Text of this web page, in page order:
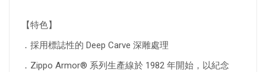
【特色】
．採用標誌性的 Deep Carve 深雕處理
．Zippo Armor® 系列生產線於 1982 年開始，以紀念